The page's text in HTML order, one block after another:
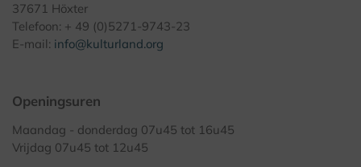
37671 Höxter
Telefoon: + 49 (0)5271-9743-23
E-mail: info@kulturland.org
Openingsuren
Maandag - donderdag 07u45 tot 16u45
Vrijdag 07u45 tot 12u45